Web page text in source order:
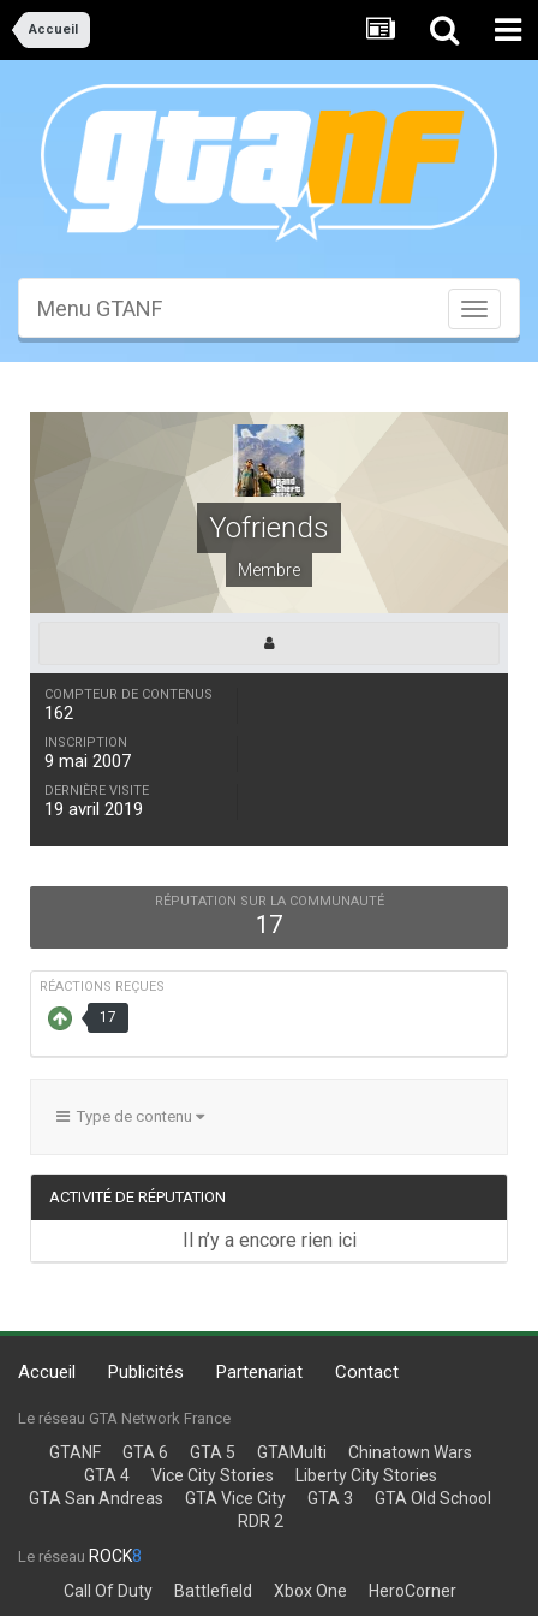
Accueil
Toggle
Menu GTANF
Yofriends
Membre
COMPTEUR DE CONTENUS
162
INSCRIPTION
9 mai 2007
DERNIÈRE VISITE
19 avril 2019
RÉPUTATION SUR LA COMMUNAUTÉ
17
RÉACTIONS REÇUES
17
Type de contenu
ACTIVITÉ DE RÉPUTATION
Il n’y a encore rien ici
Accueil Publicités Partenariat Contact
Le réseau GTA Network France
GTANF GTA 6 GTA 5 GTAMulti
Chinatown Wars
GTA 4
Vice City Stories
Liberty City Stories
GTA San Andreas
GTA Vice City GTA 3
GTA Old School
RDR 2
Le réseau ROCK8
Call Of Duty
Battlefield Xbox One HeroCorner